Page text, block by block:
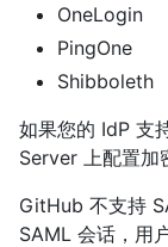
OneLogin
PingOne
Shibboleth
如果您的 IdP 支
Server 上配置加
GitHub 不支持
SAML 会话，用